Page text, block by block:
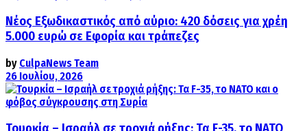
Νέος Εξωδικαστικός από αύριο: 420 δόσεις για χρέη
5.000 ευρώ σε Εφορία και τράπεζες
by CulpaNews Team
26 Ιουλίου, 2026